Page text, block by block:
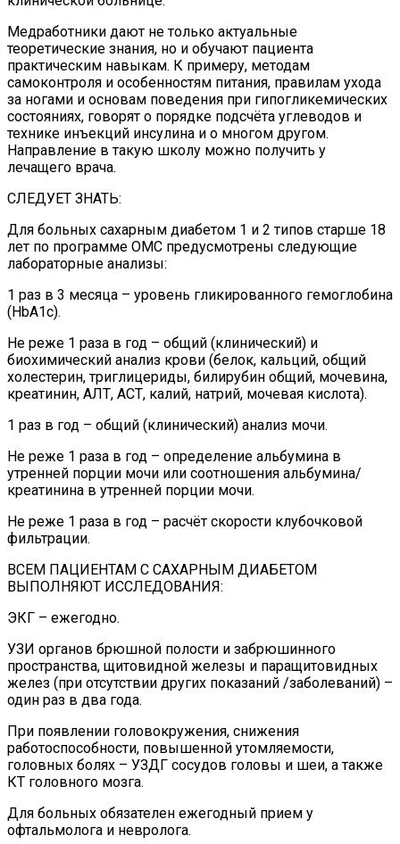
Медработники дают не только актуальные
теоретические знания, но и обучают пациента
практическим навыкам. К примеру, методам
самоконтроля и особенностям питания, правилам ухода
за ногами и основам поведения при гипогликемических
состояниях, говорят о порядке подсчёта углеводов и
технике инъекций инсулина и о многом другом.
Направление в такую школу можно получить у
лечащего врача.
СЛЕДУЕТ ЗНАТЬ:
Для больных сахарным диабетом 1 и 2 типов старше 18
лет по программе ОМС предусмотрены следующие
лабораторные анализы:
1 раз в 3 месяца – уровень гликированного гемоглобина
(HbA1c).
Не реже 1 раза в год – общий (клинический) и
биохимический анализ крови (белок, кальций, общий
холестерин, триглицериды, билирубин общий, мочевина,
креатинин, АЛТ, АСТ, калий, натрий, мочевая кислота).
1 раз в год – общий (клинический) анализ мочи.
Не реже 1 раза в год – определение альбумина в
утренней порции мочи или соотношения альбумина/
креатинина в утренней порции мочи.
Не реже 1 раза в год – расчёт скорости клубочковой
фильтрации.
ВСЕМ ПАЦИЕНТАМ С САХАРНЫМ ДИАБЕТОМ
ВЫПОЛНЯЮТ ИССЛЕДОВАНИЯ:
ЭКГ – ежегодно.
УЗИ органов брюшной полости и забрюшинного
пространства, щитовидной железы и паращитовидных
желез (при отсутствии других показаний /заболеваний) –
один раз в два года.
При появлении головокружения, снижения
работоспособности, повышенной утомляемости,
головных болях – УЗДГ сосудов головы и шеи, а также
КТ головного мозга.
Для больных обязателен ежегодный прием у
офтальмолога и невролога.